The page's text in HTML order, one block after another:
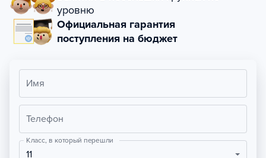
уровню
Официальная гарантия
поступления на бюджет
Имя
Телефон
Класс, в который перешли
11